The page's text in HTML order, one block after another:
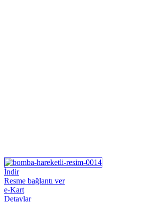
İndir
Resme bağlantı ver
e-Kart
Detaylar